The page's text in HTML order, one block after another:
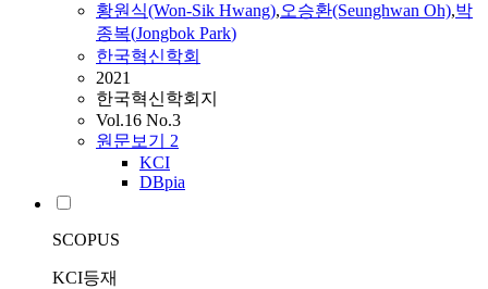
황원식(Won-Sik Hwang),오승환(Seunghwan Oh),박
종복(Jongbok Park)
한국혁신학회
2021
한국혁신학회지
Vol.16 No.3
원문보기 2
KCI
DBpia
SCOPUS
KCI등재